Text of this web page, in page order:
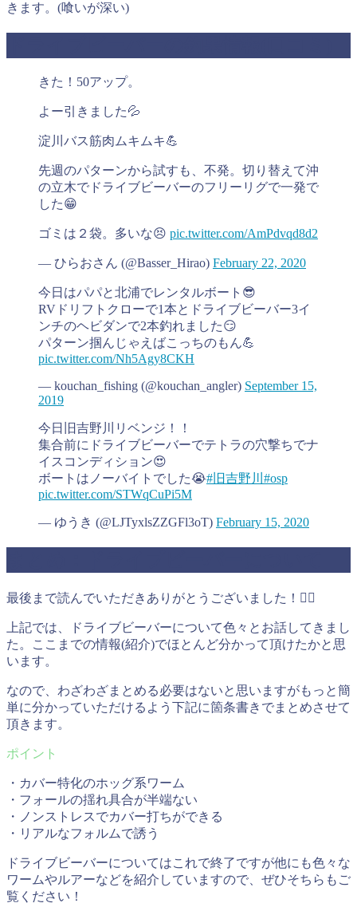
きます。(喰いが深い)
きた！50アップ。
よー引きました💦
淀川バス筋肉ムキムキ💪
先週のパターンから試すも、不発。切り替えて沖
の立木でドライブビーバーのフリーリグで一発で
した😁
ゴミは２袋。多いな😣 pic.twitter.com/AmPdvqd8d2
— ひらおさん (@Basser_Hirao) February 22, 2020
今日はパパと北浦でレンタルボート😎
RVドリフトクローで1本とドライブビーバー3イ
ンチのヘビダンで2本釣れました😏
パターン掴んじゃえばこっちのもん💪
pic.twitter.com/Nh5Agy8CKH
— kouchan_fishing (@kouchan_angler) September 15,
2019
今日旧吉野川リベンジ！！
集合前にドライブビーバーでテトラの穴撃ちでナ
イスコンディション😍
ボートはノーバイトでした😭#旧吉野川 #osp
pic.twitter.com/STWqCuPi5M
— ゆうき (@LJTyxlsZZGFl3oT) February 15, 2020
最後まで読んでいただきありがとうございました！🙇‍♂️
上記では、ドライブビーバーについて色々とお話してきまし
た。ここまでの情報(紹介)でほとんど分かって頂けたかと思
います。
なので、わざわざまとめる必要はないと思いますがもっと簡
単に分かっていただけるよう下記に箇条書きでまとめさせて
頂きます。
・カバー特化のホッグ系ワーム
・フォールの揺れ具合が半端ない
・ノンストレスでカバー打ちができる
・リアルなフォルムで誘う
ドライブビーバーについてはこれで終了ですが他にも色々な
ワームやルアーなどを紹介していますので、ぜひそちらもご
覧ください！